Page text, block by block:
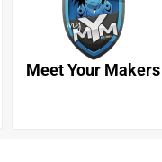
Meet Your Makers